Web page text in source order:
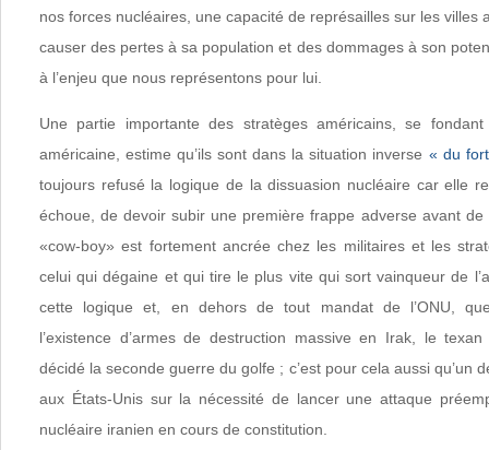
nos forces nucléaires, une capacité de représailles sur les villes
causer des pertes à sa population et des dommages à son
à l’enjeu que nous représentons pour lui.
Une partie importante des stratèges américains, se
américaine, estime qu’ils sont dans la situation inverse « du
toujours refusé la logique de la dissuasion nucléaire car elle
échoue, de devoir subir une première frappe adverse avant
«cow-boy» est fortement ancrée chez les militaires et les
celui qui dégaine et qui tire le plus vite qui sort vainqueur de
cette logique et, en dehors de tout mandat de l’ONU,
l’existence d’armes de destruction massive en Irak, le
décidé la seconde guerre du golfe ; c’est pour cela aussi qu’un
aux États-Unis sur la nécessité de lancer une attaque
nucléaire iranien en cours de constitution.